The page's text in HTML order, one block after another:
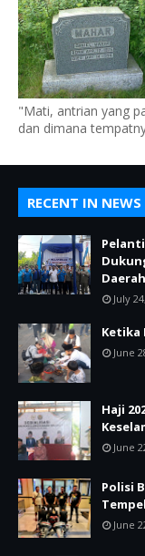
"Mati, antrian yang
dan dimana
RECENT IN NEWS
Daerah
July
Ketika
June
Haji
June
Polisi
June